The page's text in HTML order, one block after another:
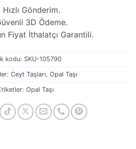
Hızlı Gönderim.
3D Ödeme.
Fiyat İthalatçı Garantili.
kodu: SKU-105790
Ceyt Taşları, Opal Taşı
Opal Taşı